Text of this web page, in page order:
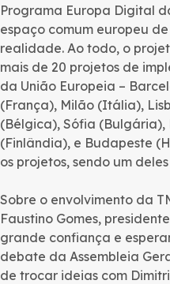
Programa Europa Digital
espaço comum europeu
realidade. Ao todo, o
mais de 20 projetos de
da União Europeia –
(França), Milão (Itália),
(Bélgica), Sófia (Bulgária),
(Finlândia), e Budapeste
os projetos, sendo um
Sobre o envolvimento da
Faustino Gomes,
grande confiança e
debate da Assembleia
de trocar ideias com